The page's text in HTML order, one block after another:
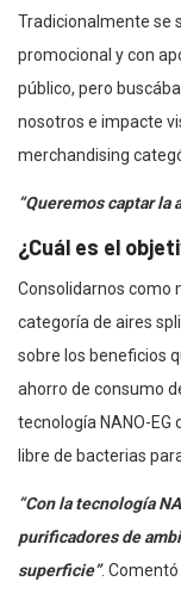
Tradicionalmente se
promocional y con
público, pero
nosotros e impacte
merchandising
“Queremos captar
¿Cuál es el
Consolidarnos como
categoría de aires
sobre los beneficios
ahorro de consumo
tecnología NANO-
libre de bacterias
“Con la tecnología
purificadores de
superficie”.